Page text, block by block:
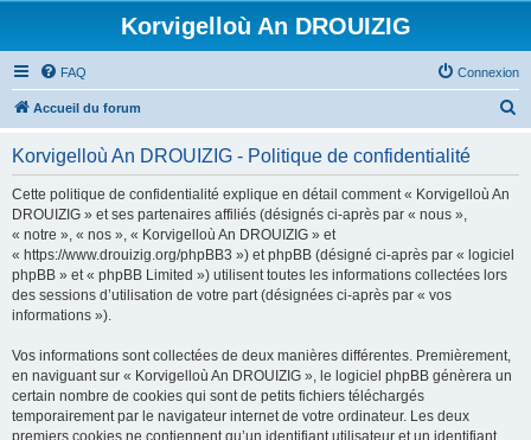
Korvigelloù An DROUIZIG
FAQ Connexion
Accueil du forum
Korvigelloù An DROUIZIG - Politique de confidentialité
Cette politique de confidentialité explique en détail comment « Korvigelloù An
DROUIZIG » et ses partenaires affiliés (désignés ci-après par « nous »,
« notre », « nos », « Korvigelloù An DROUIZIG » et
« https://www.drouizig.org/phpBB3 ») et phpBB (désigné ci-après par « logiciel
phpBB » et « phpBB Limited ») utilisent toutes les informations collectées lors
des sessions d’utilisation de votre part (désignées ci-après par « vos
informations »).
Vos informations sont collectées de deux manières différentes. Premièrement,
en naviguant sur « Korvigelloù An DROUIZIG », le logiciel phpBB génèrera un
certain nombre de cookies qui sont de petits fichiers téléchargés
temporairement par le navigateur internet de votre ordinateur. Les deux
premiers cookies ne contiennent qu’un identifiant utilisateur et un identifiant